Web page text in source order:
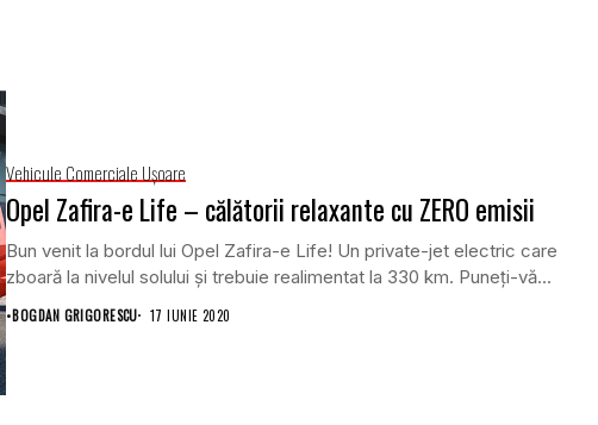
Vehicule Comerciale Uşoare
Opel Zafira-e Life – călătorii relaxante cu ZERO emisii
Bun venit la bordul lui Opel Zafira-e Life! Un private-jet electric care
zboară la nivelul solului și trebuie realimentat la 330 km. Puneți-vă...
•BOGDAN GRIGORESCU 17 IUNIE 2020